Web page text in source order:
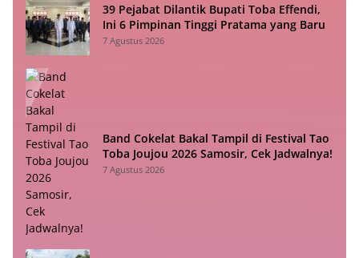
39 Pejabat Dilantik Bupati Toba Effendi,
Ini 6 Pimpinan Tinggi Pratama yang Baru
7 Agustus 2026
Band Cokelat Bakal Tampil di Festival Tao
Toba Joujou 2026 Samosir, Cek Jadwalnya!
7 Agustus 2026